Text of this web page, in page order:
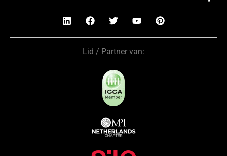
Lid / Partner van: